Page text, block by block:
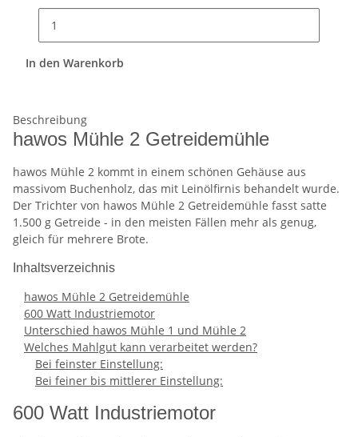
In den Warenkorb
Beschreibung
hawos Mühle 2 Getreidemühle
hawos Mühle 2 kommt in einem schönen Gehäuse aus
massivom Buchenholz, das mit Leinölfirnis behandelt wurde.
Der Trichter von hawos Mühle 2 Getreidemühle fasst satte
1.500 g Getreide - in den meisten Fällen mehr als genug,
gleich für mehrere Brote.
Inhaltsverzeichnis
hawos Mühle 2 Getreidemühle
600 Watt Industriemotor
Unterschied hawos Mühle 1 und Mühle 2
Welches Mahlgut kann verarbeitet werden?
Bei feinster Einstellung:
Bei feiner bis mittlerer Einstellung:
600 Watt Industriemotor